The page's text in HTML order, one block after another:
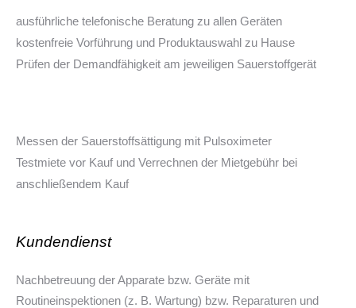
ausführliche telefonische Beratung zu allen Geräten
kostenfreie Vorführung und Produktauswahl zu Hause
Prüfen der Demandfähigkeit am jeweiligen Sauerstoffgerät
Messen der Sauerstoffsättigung mit Pulsoximeter
Testmiete vor Kauf und Verrechnen der Mietgebühr bei
anschließendem Kauf
Kundendienst
Nachbetreuung der Apparate bzw. Geräte mit
Routineinspektionen (z. B. Wartung) bzw. Reparaturen und